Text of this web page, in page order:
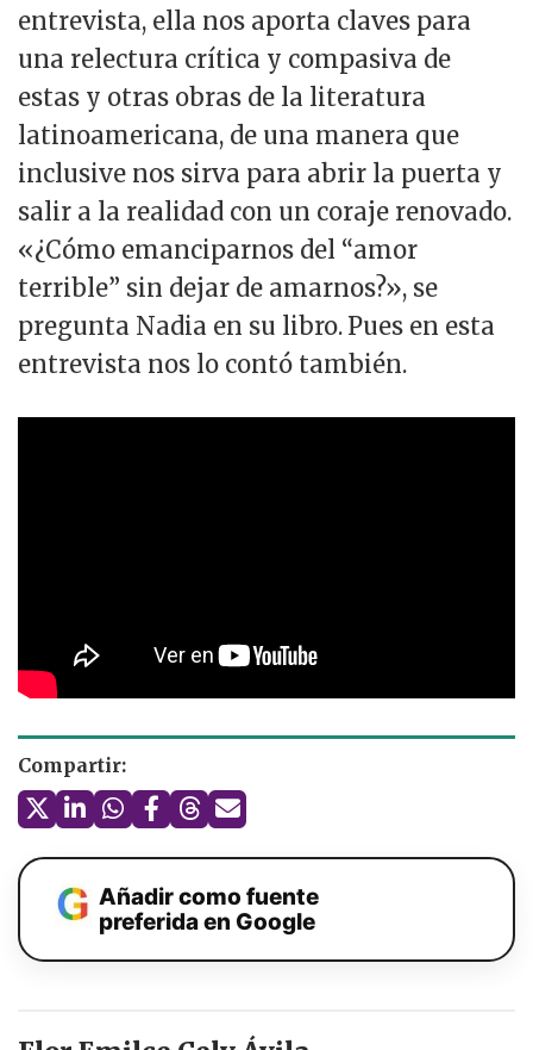
entrevista, ella nos aporta claves para
una relectura crítica y compasiva de
estas y otras obras de la literatura
latinoamericana, de una manera que
inclusive nos sirva para abrir la puerta y
salir a la realidad con un coraje renovado.
«¿Cómo emanciparnos del “amor
terrible” sin dejar de amarnos?», se
pregunta Nadia en su libro. Pues en esta
entrevista nos lo contó también.
Compartir:
Añadir como fuente
preferida en Google